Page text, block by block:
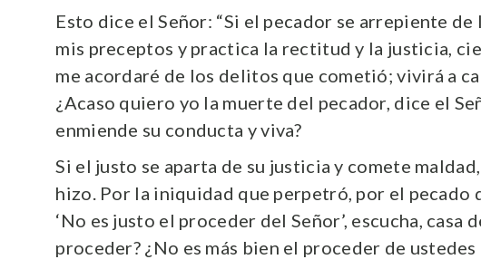
Esto dice el Señor: “Si el pecador se arrepiente
mis preceptos y practica la rectitud y la justicia,
me acordaré de los delitos que cometió; vivirá a
¿Acaso quiero yo la muerte del pecador, dice el
enmiende su conducta y viva?
Si el justo se aparta de su justicia y comete
hizo. Por la iniquidad que perpetró, por el pecado
‘No es justo el proceder del Señor’, escucha, casa
proceder? ¿No es más bien el proceder de